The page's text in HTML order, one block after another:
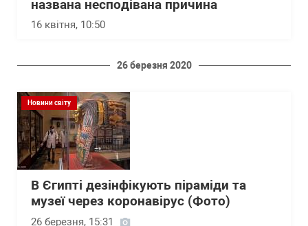
названа несподівана причина
16 квітня, 10:50
26 березня 2020
Новини світу
В Єгипті дезінфікують піраміди та
музеї через коронавірус (Фото)
26 березня, 15:31